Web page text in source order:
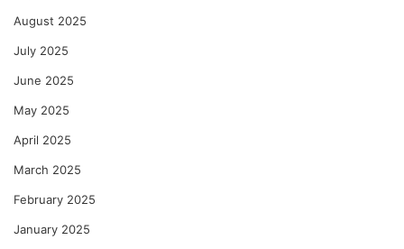
August 2025
July 2025
June 2025
May 2025
April 2025
March 2025
February 2025
January 2025